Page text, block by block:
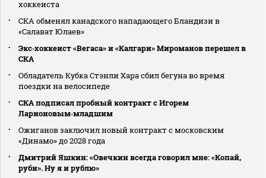
хоккеиста
СКА обменял канадского нападающего Бландизи в
«Салават Юлаев»
Экс‑хоккеист «Вегаса» и «Калгари» Мироманов перешел в
СКА
Обладатель Кубка Стэнли Хара сбил бегуна во время
поездки на велосипеде
СКА подписал пробный контракт с Игорем
Ларионовым‑младшим
Ожиганов заключил новый контракт с московским
«Динамо» до 2028 года
Дмитрий Яшкин: «Овечкин всегда говорил мне: «Копай,
руби». Ну я и рублю»